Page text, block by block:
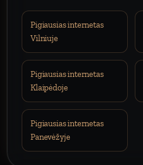
Pigiausias internetas
Vilniuje
Pigiausias internetas
Klaipėdoje
Pigiausias internetas
Panevėžyje